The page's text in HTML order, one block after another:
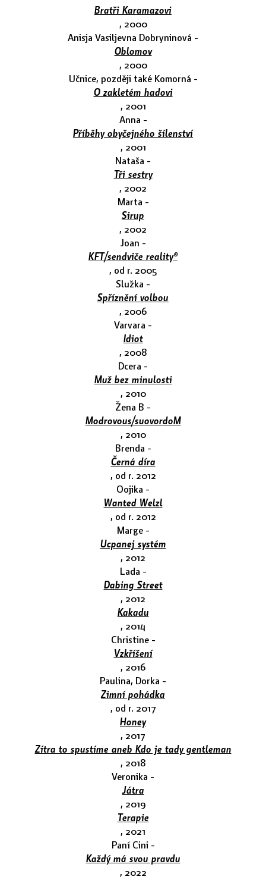
Bratři Karamazovi
, 2000
Anisja Vasiljevna Dobryninová -
Oblomov
, 2000
Učnice, později také Komorná -
O zakletém hadovi
, 2001
Anna -
Příběhy obyčejného šílenství
, 2001
Nataša -
Tři sestry
, 2002
Marta -
Sirup
, 2002
Joan -
KFT/sendviče reality®
, od r. 2005
Služka -
Spříznění volbou
, 2006
Varvara -
Idiot
, 2008
Dcera -
Muž bez minulosti
, 2010
Žena B -
Modrovous/suovordoM
, 2010
Brenda -
Černá díra
, od r. 2012
Oojika -
Wanted Welzl
, od r. 2012
Marge -
Ucpanej systém
, 2012
Lada -
Dabing Street
, 2012
Kakadu
, 2014
Christine -
Vzkříšení
, 2016
Paulina, Dorka -
Zimní pohádka
, od r. 2017
Honey
, 2017
Zítra to spustíme aneb Kdo je tady gentleman
, 2018
Veronika -
Játra
, 2019
Terapie
, 2021
Paní Cini -
Každý má svou pravdu
, 2022